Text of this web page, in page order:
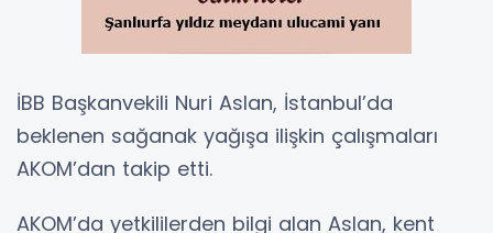
İBB Başkanvekili Nuri Aslan, İstanbul’da
beklenen sağanak yağışa ilişkin çalışmaları
AKOM’dan takip etti.
AKOM’da yetkililerden bilgi alan Aslan, kent